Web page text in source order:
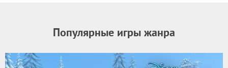
Популярные игры жанра